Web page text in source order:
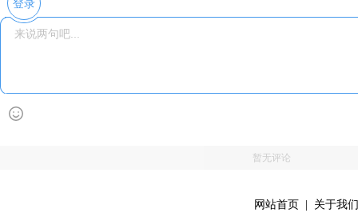
登录
暂无评论
网站首页 关于我们